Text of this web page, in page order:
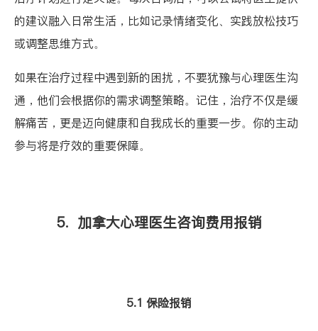
的建议融入日常生活，比如记录情绪变化、实践放松技巧
或调整思维方式。
如果在治疗过程中遇到新的困扰，不要犹豫与心理医生沟
通，他们会根据你的需求调整策略。记住，治疗不仅是缓
解痛苦，更是迈向健康和自我成长的重要一步。你的主动
参与将是疗效的重要保障。
5. 加拿大心理医生咨询费用报销
5.1 保险报销